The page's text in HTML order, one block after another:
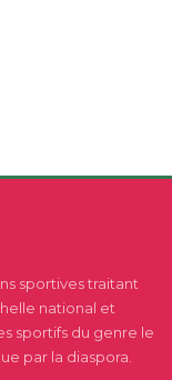
sportives traitant
national et
sportifs du genre le
par la diaspora.